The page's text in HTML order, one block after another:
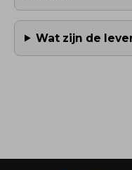
Wat zijn de